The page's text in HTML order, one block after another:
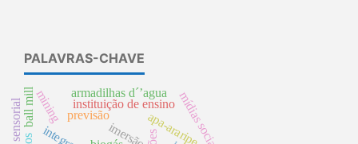
PALAVRAS-CHAVE
imersão
previsão
instituição de ensinomídias sociais
apa-araripe
armadilhas d´’agua
sensorial mining
ball mill